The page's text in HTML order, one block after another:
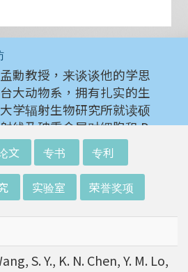
勳教授，来谈谈他的学思
大动物系，拥有扎实的生
学辐射生物研究所就读硕
线及砷重金属对细胞和 D
改变。就读阳明大学博
暴露于低剂量辐射钢筋下
其他国家高剂量暴露下的
卫生研究院从事博士后研
技术探讨致癌物质，如重
瘤细胞的影响，同时有效
片所产出之大数据。蔡老
大学任教后，继续以生物
文 专书 专利
实验室 荣誉奖项
S. Y., K. N. Chen, Y. M. Lo,